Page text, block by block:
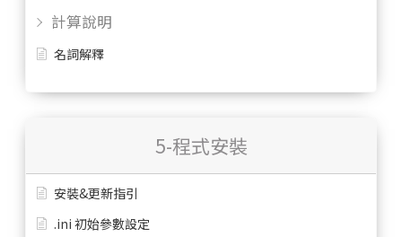
計算說明
名詞解釋
5-程式安裝
安裝&更新指引
.ini 初始參數設定